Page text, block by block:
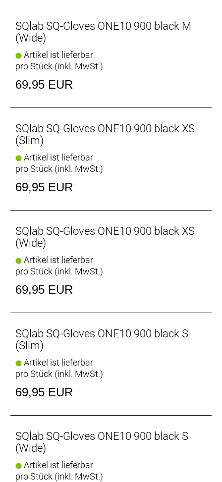
SQlab SQ-Gloves ONE10 900 black M
(Wide)
Artikel ist lieferbar
pro Stück (inkl. MwSt.)
69,95 EUR
SQlab SQ-Gloves ONE10 900 black XS
(Slim)
Artikel ist lieferbar
pro Stück (inkl. MwSt.)
69,95 EUR
SQlab SQ-Gloves ONE10 900 black XS
(Wide)
Artikel ist lieferbar
pro Stück (inkl. MwSt.)
69,95 EUR
SQlab SQ-Gloves ONE10 900 black S
(Slim)
Artikel ist lieferbar
pro Stück (inkl. MwSt.)
69,95 EUR
SQlab SQ-Gloves ONE10 900 black S
(Wide)
Artikel ist lieferbar
pro Stück (inkl. MwSt.)